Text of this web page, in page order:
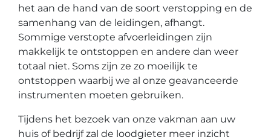
het aan de hand van de soort verstopping en de
samenhang van de leidingen, afhangt.
Sommige verstopte afvoerleidingen zijn
makkelijk te ontstoppen en andere dan weer
totaal niet. Soms zijn ze zo moeilijk te
ontstoppen waarbij we al onze geavanceerde
instrumenten moeten gebruiken.
Tijdens het bezoek van onze vakman aan uw
huis of bedrijf zal de loodgieter meer inzicht